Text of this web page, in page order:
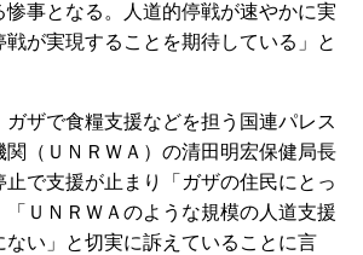
事となる。人道的停戦が速やかに実
が実現することを期待している」と
ザで食糧支援などを担う国連パレス
関（ＵＮＲＷＡ）の清田明宏保健局長
で支援が止まり「ガザの住民にとっ
ＵＮＲＷＡのような規模の人道支援
ない」と切実に訴えていることに言